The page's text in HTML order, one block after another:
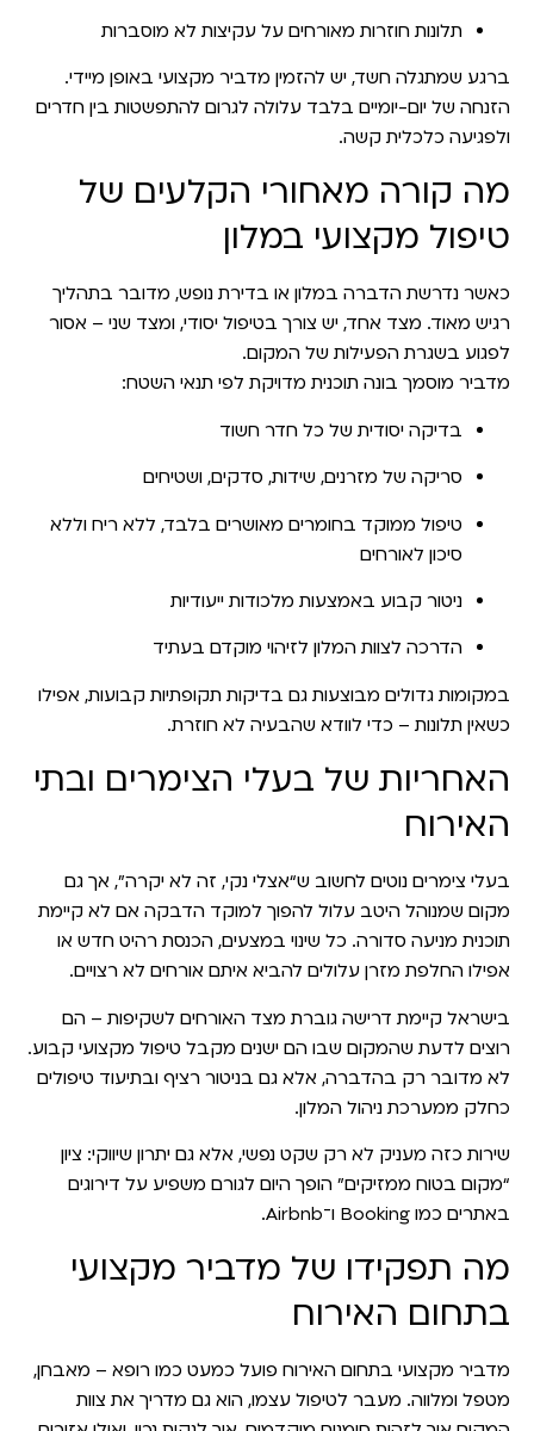
תלונות חוזרות מאורחים על עקיצות לא מוסברות
ברגע שמתגלה חשד, יש להזמין מדביר מקצועי באופן מיידי.
הזנחה של יום-יומיים בלבד עלולה לגרום להתפשטות בין חדרים
ולפגיעה כלכלית קשה.
מה קורה מאחורי הקלעים של
טיפול מקצועי במלון
כאשר נדרשת הדברה במלון או בדירת נופש, מדובר בתהליך
רגיש מאוד. מצד אחד, יש צורך בטיפול יסודי, ומצד שני – אסור
לפגוע בשגרת הפעילות של המקום.
מדביר מוסמך בונה תוכנית מדויקת לפי תנאי השטח:
בדיקה יסודית של כל חדר חשוד
סריקה של מזרנים, שידות, סדקים, ושטיחים
טיפול ממוקד בחומרים מאושרים בלבד, ללא ריח וללא
סיכון לאורחים
ניטור קבוע באמצעות מלכודות ייעודיות
הדרכה לצוות המלון לזיהוי מוקדם בעתיד
במקומות גדולים מבוצעות גם בדיקות תקופתיות קבועות, אפילו
כשאין תלונות – כדי לוודא שהבעיה לא חוזרת.
האחריות של בעלי הצימרים ובתי
האירוח
בעלי צימרים נוטים לחשוב ש“אצלי נקי, זה לא יקרה”, אך גם
מקום שמנוהל היטב עלול להפוך למוקד הדבקה אם לא קיימת
תוכנית מניעה סדורה. כל שינוי במצעים, הכנסת רהיט חדש או
אפילו החלפת מזרן עלולים להביא איתם אורחים לא רצויים.
בישראל קיימת דרישה גוברת מצד האורחים לשקיפות – הם
רוצים לדעת שהמקום שבו הם ישנים מקבל טיפול מקצועי קבוע.
לא מדובר רק בהדברה, אלא גם בניטור רציף ובתיעוד טיפולים
כחלק ממערכת ניהול המלון.
שירות כזה מעניק לא רק שקט נפשי, אלא גם יתרון שיווקי: ציון
“מקום בטוח ממזיקים” הופך היום לגורם משפיע על דירוגים
באתרים כמו Booking ו־Airbnb.
מה תפקידו של מדביר מקצועי
בתחום האירוח
מדביר מקצועי בתחום האירוח פועל כמעט כמו רופא – מאבחן,
מטפל ומלווה. מעבר לטיפול עצמו, הוא גם מדריך את צוות